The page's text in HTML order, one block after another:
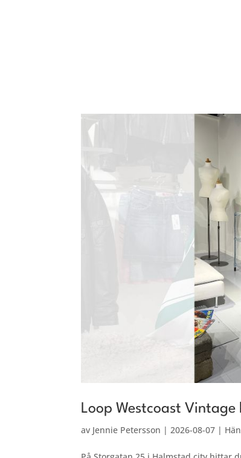
Loop Westcoast
av Jennie Petersson | 2026-08-07 |